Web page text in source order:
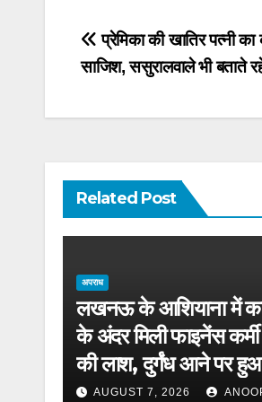
Post
navigation
प्रेमिका की खातिर पत्नी
साजिश, ससुरालवाले भी बताते
Related Post
अपराध
लखनऊ के आशियाना में
के अंदर मिली फाइनेंस कर्मी
की लाश, दुर्गंध आने पर
खुलासा
AUGUST 7, 2026